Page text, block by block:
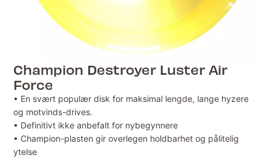
Champion Destroyer Luster Air
Force
• En svært populær disk for maksimal lengde, lange hyzere
og motvinds-drives.
• Definitivt ikke anbefalt for nybegynnere
• Champion-plasten gir overlegen holdbarhet og pålitelig
ytelse